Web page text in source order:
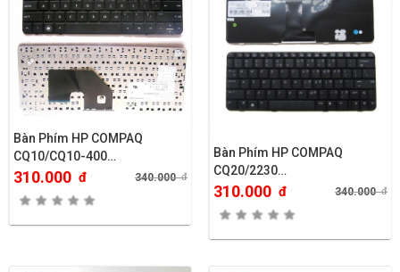
Bàn Phím HP COMPAQ
CQ10/CQ10-400…
310.000 đ 340.000đ
Bàn Phím HP COMPAQ
CQ20/2230…
310.000 đ 340.000đ